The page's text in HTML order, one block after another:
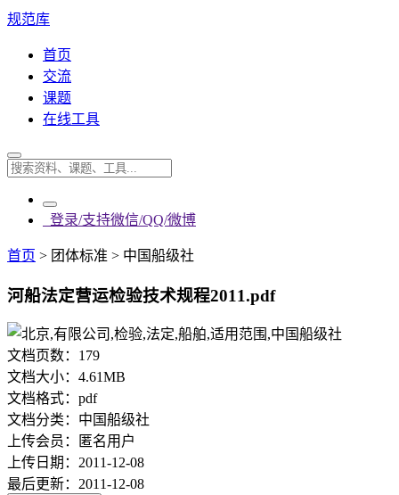
规范库
首页
交流
课题
在线工具
登录/支持微信/QQ/微博
首页 > 团体标准 > 中国船级社
河船法定营运检验技术规程2011.pdf
文档页数： 179
文档大小： 4.61MB
文档格式： pdf
文档分类： 中国船级社
上传会员：
匿名用户
上传日期： 2011-12-08
最后更新： 2011-12-08